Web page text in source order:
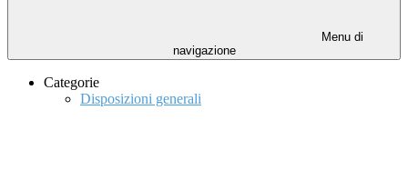
Menu di
navigazione
Categorie
Disposizioni generali